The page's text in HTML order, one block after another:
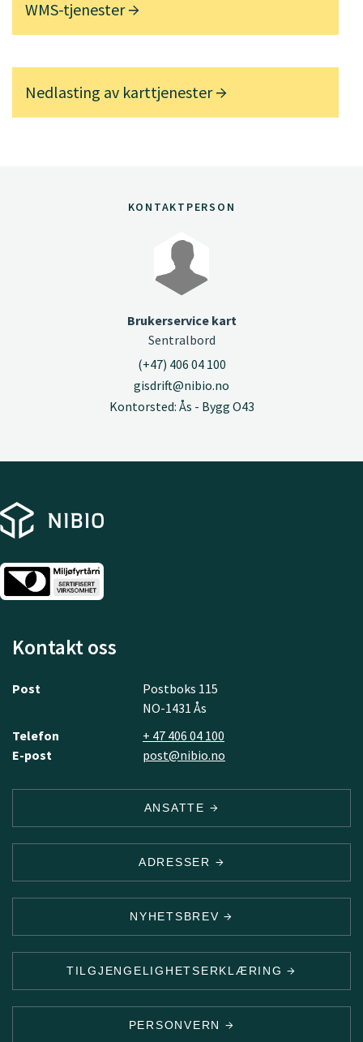
WMS-tjenester
Nedlasting av karttjenester
KONTAKTPERSON
Brukerservice kart
Sentralbord
(+47) 406 04 100
gisdrift@nibio.no
Kontorsted: Ås - Bygg O43
Kontakt oss
Post
Postboks 115
NO-1431 Ås
Telefon
+ 47 406 04 100
E-post
post@nibio.no
ANSATTE
ADRESSER
NYHETSBREV
TILGJENGELIGHETSERKLÆRING
PERSONVERN